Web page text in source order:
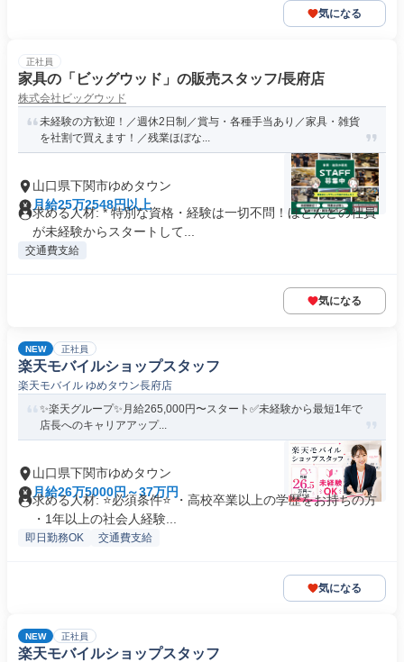
気になる
正社員
家具の「ビッグウッド」の販売スタッフ/長府店
株式会社ビッグウッド
未経験の方歓迎！／週休2日制／賞与・各種手当あり／家具・雑貨
を社割で買えます！／残業ほぼな...
山口県下関市ゆめタウン
月給25万2548円以上
求める人材: * 特別な資格・経験は一切不問！ほとんどの社員
が未経験からスタートして...
交通費支給
気になる
NEW 正社員
楽天モバイルショップスタッフ
楽天モバイル ゆめタウン長府店
✨楽天グループ✨月給265,000円〜スタート✅未経験から最短1年で
店長へのキャリアアップ...
山口県下関市ゆめタウン
月給26万5000円～37万円
求める人材: ⭐必須条件⭐ ・高校卒業以上の学歴をお持ちの方
・1年以上の社会人経験...
即日勤務OK 交通費支給
気になる
NEW 正社員
楽天モバイルショップスタッフ